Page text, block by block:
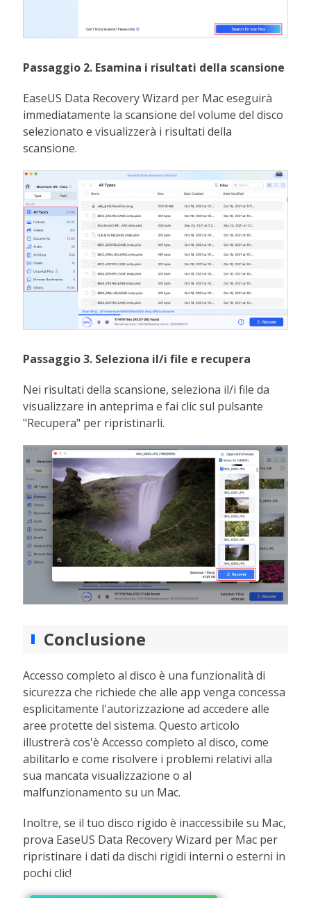
Passaggio 2. Esamina i risultati della scansione
EaseUS Data Recovery Wizard per Mac eseguirà
immediatamente la scansione del volume del disco
selezionato e visualizzerà i risultati della
scansione.
Passaggio 3. Seleziona il/i file e recupera
Nei risultati della scansione, seleziona il/i file da
visualizzare in anteprima e fai clic sul pulsante
"Recupera" per ripristinarli.
Conclusione
Accesso completo al disco è una funzionalità di
sicurezza che richiede che alle app venga concessa
esplicitamente l'autorizzazione ad accedere alle
aree protette del sistema. Questo articolo
illustrerà cos'è Accesso completo al disco, come
abilitarlo e come risolvere i problemi relativi alla
sua mancata visualizzazione o al
malfunzionamento su un Mac.
Inoltre, se il tuo disco rigido è inaccessibile su Mac,
prova EaseUS Data Recovery Wizard per Mac per
ripristinare i dati da dischi rigidi interni o esterni in
pochi clic!